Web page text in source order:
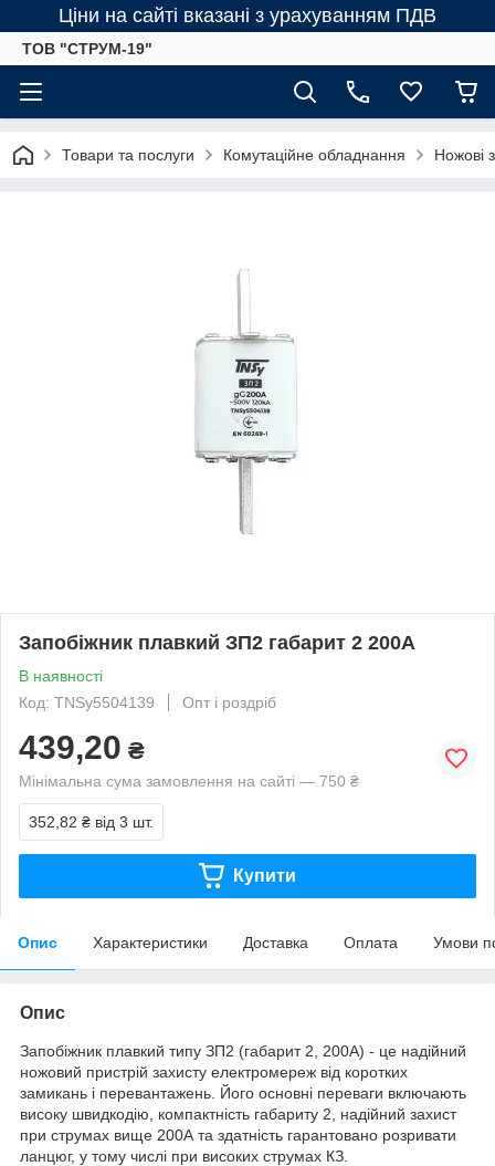
Ціни на сайті вказані з урахуванням ПДВ
ТОВ "СТРУМ-19"
Товари та послуги Комутаційне обладнання Ножові
Запобіжник плавкий ЗП2 габарит 2 200А
В наявності
Код: TNSy5504139
Опт і роздріб
439,20 ₴
Мінімальна сума замовлення на сайті — 750 ₴
352,82 ₴ від 3 шт.
Купити
Опис Характеристики Доставка Оплата Умови
Опис
Запобіжник плавкий типу ЗП2 (габарит 2, 200А) - це надійний
ножовий пристрій захисту електромереж від коротких
замикань і перевантажень. Його основні переваги включають
високу швидкодію, компактність габариту 2, надійний захист
при струмах вище 200А та здатність гарантовано розривати
ланцюг, у тому числі при високих струмах КЗ.